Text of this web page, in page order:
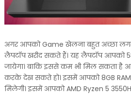
अगर आपको Game खेलना बहुत अच्छा
लैपटॉप खरीद सकते हैं। यह लैपटॉप आपको
जायेगा। बाकि इससे कम भी मिल सकता है
करके देख सकते हो। इसमें आपको 8GB RAM
मिलेगी। इसमें आपको AMD Ryzen 5